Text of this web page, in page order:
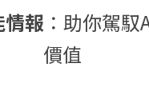
報 ：助你駕
價值